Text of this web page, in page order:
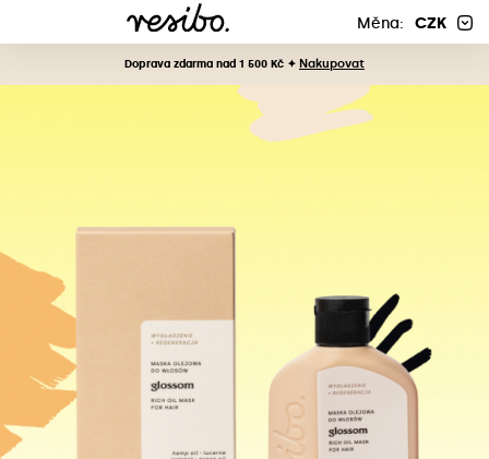
Měna: CZK
Doprava zdarma nad 1 500 Kč ✦ Nakupovat